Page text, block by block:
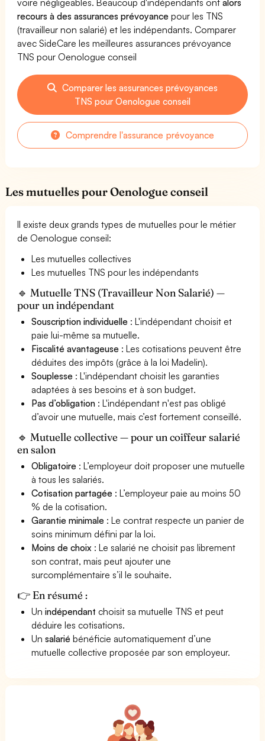
recours à des assurances prévoyance pour les TNS
(travailleur non salarié) et les indépendants. Comparer
avec SideCare les meilleures assurances prévoyance
TNS pour Oenologue conseil
Comparer les assurances prévoyances
TNS pour Oenologue conseil
Comprendre l'assurance prévoyance
Les mutuelles pour Oenologue conseil
Il existe deux grands types de mutuelles pour le métier
de Oenologue conseil:
Les mutuelles collectives
Les mutuelles TNS pour les indépendants
🔹 Mutuelle TNS (Travailleur Non Salarié) —
pour un indépendant
Souscription individuelle : L'indépendant choisit et
paie lui-même sa mutuelle.
Fiscalité avantageuse : Les cotisations peuvent être
déduites des impôts (grâce à la loi Madelin).
Souplesse : L'indépendant choisit les garanties
adaptées à ses besoins et à son budget.
Pas d’obligation : L'indépendant n'est pas obligé
d’avoir une mutuelle, mais c’est fortement conseillé.
🔹 Mutuelle collective — pour un coiffeur salarié
en salon
Obligatoire : L’employeur doit proposer une mutuelle
à tous les salariés.
Cotisation partagée : L’employeur paie au moins 50
% de la cotisation.
Garantie minimale : Le contrat respecte un panier de
soins minimum défini par la loi.
Moins de choix : Le salarié ne choisit pas librement
son contrat, mais peut ajouter une
surcomplémentaire s’il le souhaite.
👉 En résumé :
Unindépendant choisit sa mutuelle TNS et peut
déduire les cotisations.
Unsalarié bénéficie automatiquement d’une
mutuelle collective proposée par son employeur.